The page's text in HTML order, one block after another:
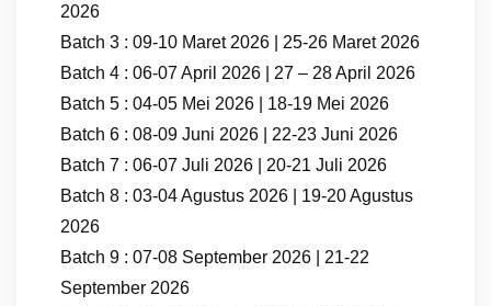
2026
Batch 3 : 09-10 Maret 2026 | 25-26 Maret 2026
Batch 4 : 06-07 April 2026 | 27 – 28 April 2026
Batch 5 : 04-05 Mei 2026 | 18-19 Mei 2026
Batch 6 : 08-09 Juni 2026 | 22-23 Juni 2026
Batch 7 : 06-07 Juli 2026 | 20-21 Juli 2026
Batch 8 : 03-04 Agustus 2026 | 19-20 Agustus
2026
Batch 9 : 07-08 September 2026 | 21-22
September 2026